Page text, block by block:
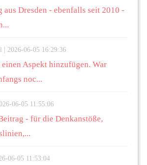
Dresden - ebenfalls seit 2010 -
| 2026-06-05 16:29:36
Aspekt hinzufügen. War
noc...
06-05 11:55:06
- für die Denkanstöße,
06-05 11:53:04